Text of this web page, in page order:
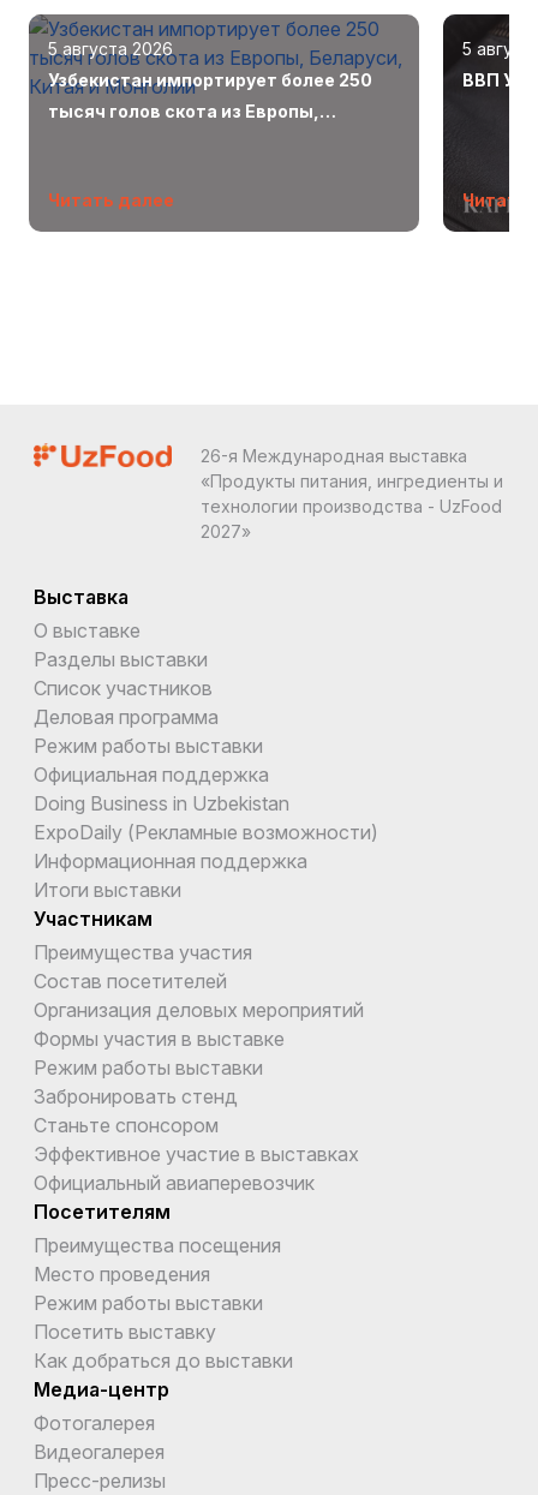
5 августа 2026
Узбекистан импортирует более 250
тысяч голов скота из Европы,
Читать далее
5
ВВП
Читать
26-я Международная выставка
«Продукты питания, ингредиенты и
технологии производства - UzFood
2027»
Выставка
О выставке
Разделы выставки
Список участников
Деловая программа
Режим работы выставки
Официальная поддержка
Doing Business in Uzbekistan
ExpoDaily (Рекламные возможности)
Информационная поддержка
Итоги выставки
Участникам
Преимущества участия
Состав посетителей
Организация деловых мероприятий
Формы участия в выставке
Режим работы выставки
Забронировать стенд
Станьте спонсором
Эффективное участие в выставках
Официальный авиаперевозчик
Посетителям
Преимущества посещения
Место проведения
Режим работы выставки
Посетить выставку
Как добраться до выставки
Медиа-центр
Фотогалерея
Видеогалерея
Пресс-релизы